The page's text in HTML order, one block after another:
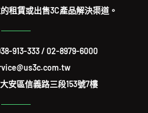
租賃或出售3C產品解決渠道。
913-333/02-8979-6000
安區信義路三段153號7樓